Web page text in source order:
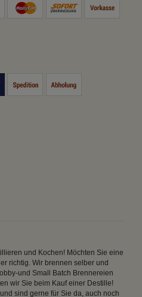
und Kochen! Möchten Sie eine
richtig. Wir brennen selber und
und Small Batch Brennereien
wir Sie beim Kauf einer Destille!
sind gerne für Sie da, auch noch